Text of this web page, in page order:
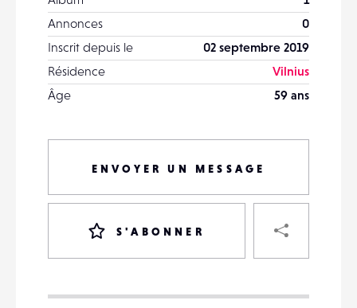
Annonces
0
Inscrit depuis le
02 septembre 2019
Résidence
Vilnius
Âge
59 ans
ENVOYER UN MESSAGE
S'ABONNER